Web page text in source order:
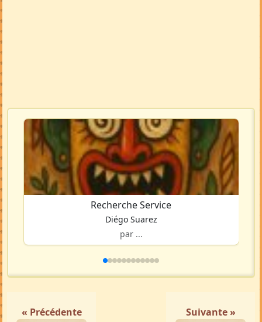
Recherche Service
Diégo Suarez
par ...
« Précédente Suivante »